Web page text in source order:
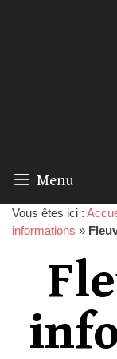
Menu
Vous êtes ici :
informations »